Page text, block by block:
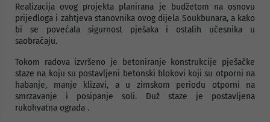
Realizacija ovog projekta planirana je budžetom na osnovu
prijedloga i zahtjeva stanovnika ovog dijela Soukbunara, a kako
bi se povećala sigurnost pješaka i ostalih učesnika u
saobraćaju.
Tokom radova izvršeno je betoniranje konstrukcije pješačke
staze na koju su postavljeni betonski blokovi koji su otporni na
habanje, manje klizavi, a u zimskom periodu otporni na
smrzavanje i posipanje soli. Duž staze je postavljena
rukohvatna ograda .